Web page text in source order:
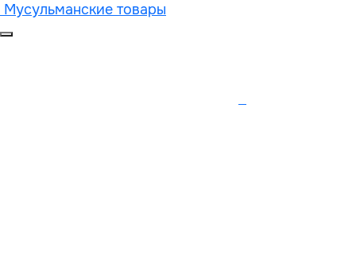
Мусульманские товары